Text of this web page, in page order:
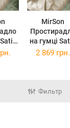
10-
MirSon
на гумці Satin
Light Pro
2 869 грн.
Фильтр